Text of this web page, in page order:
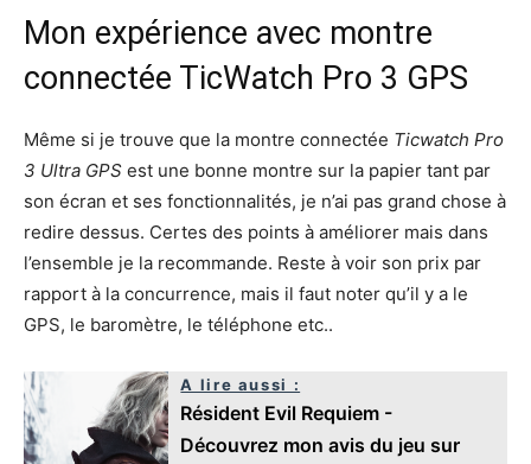
Mon expérience avec montre
connectée TicWatch Pro 3 GPS
Même si je trouve que la montre connectée Ticwatch Pro
3 Ultra GPS est une bonne montre sur la papier tant par
son écran et ses fonctionnalités, je n’ai pas grand chose à
redire dessus. Certes des points à améliorer mais dans
l’ensemble je la recommande. Reste à voir son prix par
rapport à la concurrence, mais il faut noter qu’il y a le
GPS, le baromètre, le téléphone etc..
A lire aussi :
Résident Evil Requiem -
Découvrez mon avis du jeu sur